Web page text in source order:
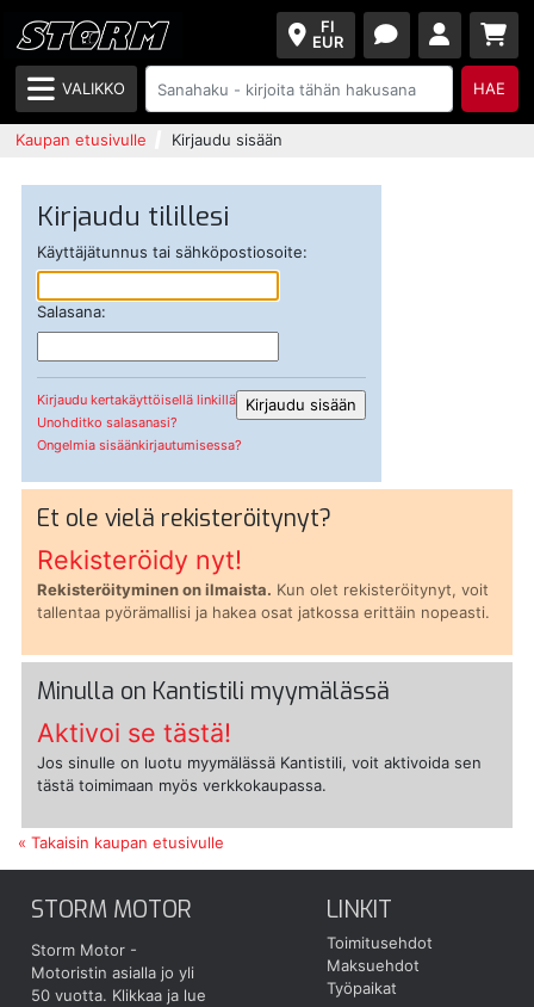
FI
EUR
VALIKKO HAE
Kaupan etusivulle Kirjaudu sisään
Kirjaudu tilillesi
Käyttäjätunnus tai sähköpostiosoite:
Salasana:
Kirjaudu kertakäyttöisellä linkillä
Unohditko salasanasi?
Ongelmia sisäänkirjautumisessa?
Et ole vielä rekisteröitynyt?
Rekisteröidy nyt!
Rekisteröityminen on ilmaista. Kun olet rekisteröitynyt, voit
tallentaa pyörämallisi ja hakea osat jatkossa erittäin nopeasti.
Minulla on Kantistili myymälässä
Aktivoi se tästä!
Jos sinulle on luotu myymälässä Kantistili, voit aktivoida sen
tästä toimimaan myös verkkokaupassa.
« Takaisin kaupan etusivulle
STORM MOTOR
Storm Motor -
Motoristin asialla jo yli
50 vuotta. Klikkaa ja lue
LINKIT
Toimitusehdot
Maksuehdot
Työpaikat